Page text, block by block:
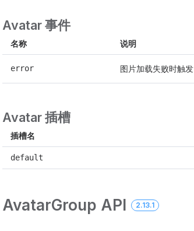
Avatar 事件
名称 说明
error 图片加载失败时触发
Avatar 插槽
插槽名
default
AvatarGroup API 2.13.1